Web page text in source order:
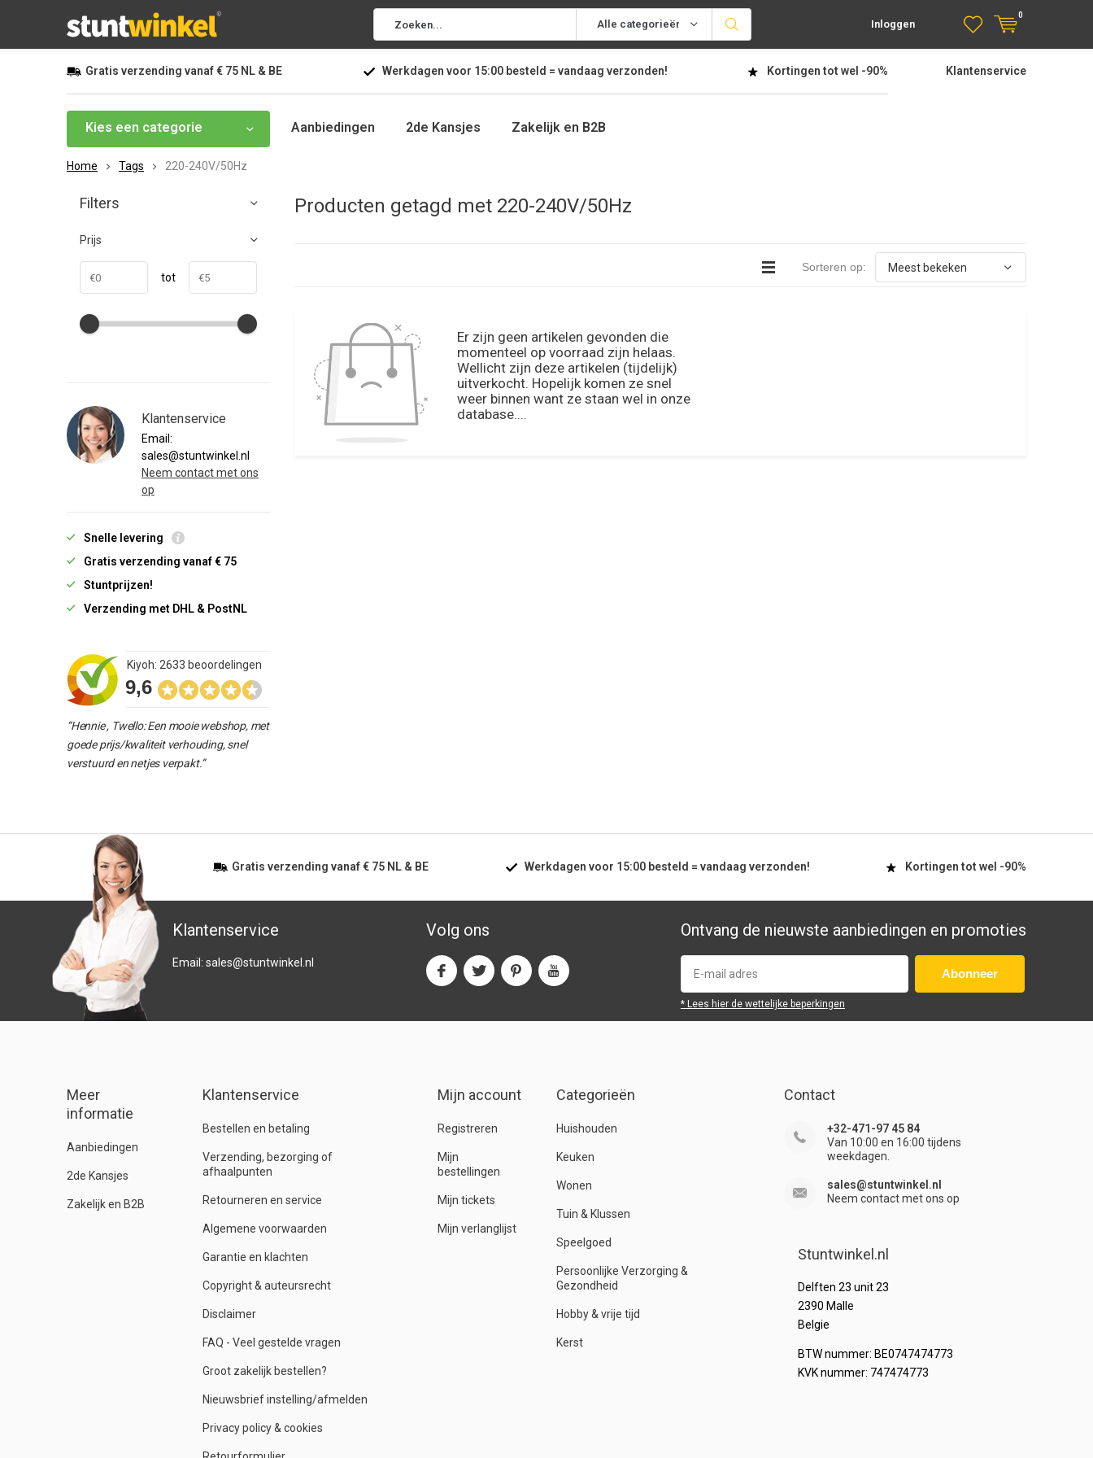
Alle categorieën Inloggen
0
Gratis verzending vanaf€ 75 NL & BE Werkdagen voor 15:00besteld = vandaag verzonden! Kortingen tot wel -90% Klantenservice
Kies een categorie Aanbiedingen 2de Kansjes Zakelijk en B2B
Home Tags 220-240V/50Hz
Producten getagd met 220-240V/50Hz
Sorteren op:
Er zijn geen artikelen gevonden die
momenteel op voorraad zijn helaas.
Wellicht zijn deze artikelen (tijdelijk)
uitverkocht. Hopelijk komen ze snel
weer binnen want ze staan wel in onze
database....
Filters
Prijs
tot
Klantenservice
Email:
sales@stuntwinkel.nl
Neem contact met ons
op
Snelle levering
Gratis verzending vanaf € 75
Stuntprijzen!
Verzending met DHL & PostNL
9,6
Kiyoh: 2633 beoordelingen
“Hennie , Twello: Een mooie webshop, met
goede prijs/kwaliteit verhouding, snel
verstuurd en netjes verpakt.”
Gratis verzending vanaf€ 75 NL & BE Werkdagen voor 15:00besteld = vandaag verzonden! Kortingen tot wel -90%
Klantenservice
Email: sales@stuntwinkel.nl
Volg ons Ontvang de nieuwste aanbiedingen en promoties
Abonneer
* Lees hier de wettelijke beperkingen
Meer
informatie
Aanbiedingen
2de Kansjes
Zakelijk en B2B
Klantenservice
Bestellen en betaling
Verzending, bezorging of
afhaalpunten
Retourneren en service
Algemene voorwaarden
Garantie en klachten
Copyright & auteursrecht
Disclaimer
FAQ - Veel gestelde vragen
Groot zakelijk bestellen?
Nieuwsbrief instelling/afmelden
Privacy policy & cookies
Mijn account
Registreren
Mijn
bestellingen
Mijn tickets
Mijn verlanglijst
Categorieën
Huishouden
Keuken
Wonen
Tuin & Klussen
Speelgoed
Persoonlijke Verzorging &
Gezondheid
Hobby & vrije tijd
Kerst
Contact
+32-471-97 45 84
Van 10:00 en 16:00 tijdens
weekdagen.
sales@stuntwinkel.nl
Neem contact met ons op
Stuntwinkel.nl
Delften 23 unit 23
2390 Malle
Belgie
BTW nummer: BE0747474773
KVK nummer: 747474773